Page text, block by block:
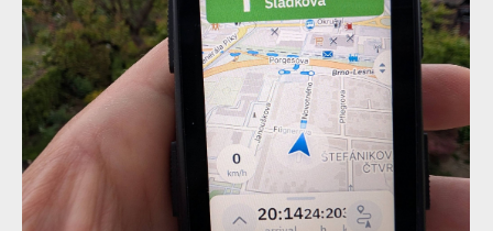
Mapy.com na Hammerhead Karoo
Mapy.com na Hammerhead Karoo